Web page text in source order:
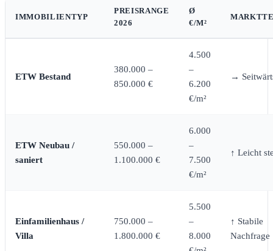
IMMOBILIENTYP
PREISRANGE
2026
Ø
€/M²
ETW Bestand
380.000 –
850.000 €
4.500
–
6.200
€/m²
→
ETW Neubau /
saniert
550.000 –
1.100.000 €
6.000
–
7.500
€/m²
↑ Leicht
Einfamilienhaus /
Villa
750.000 –
1.800.000 €
5.500
–
8.000
↑ Stabile
Nachfrage